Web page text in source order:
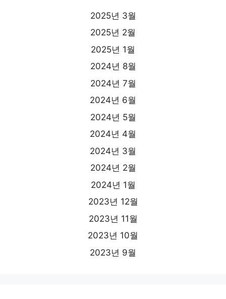
2025년 3월
2025년 2월
2025년 1월
2024년 8월
2024년 7월
2024년 6월
2024년 5월
2024년 4월
2024년 3월
2024년 2월
2024년 1월
2023년 12월
2023년 11월
2023년 10월
2023년 9월